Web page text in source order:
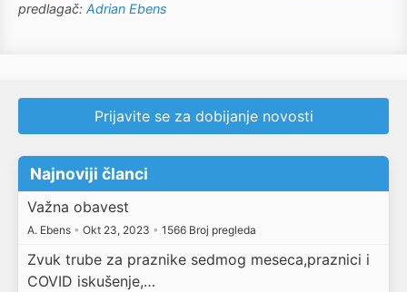
predlagač: Adrian Ebens
Prijavite se za dobijanje novosti
Najnoviji članci
Važna obavest
A. Ebens • Okt 23, 2023 • 1566 Broj pregleda
Zvuk trube za praznike sedmog meseca,praznici i
COVID iskušenje,…